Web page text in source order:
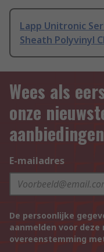
Lapp Unitronic
Sheath Polyvinyl
Wees als
onze
aanbiedingen
E-mailadres
De persoonlijke
aanmelden voor
overeenstemming